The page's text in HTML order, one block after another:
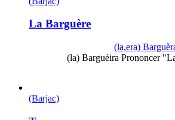
La Barguère
(la,era)
(la) Barguèira Prononcer
(Barjac)